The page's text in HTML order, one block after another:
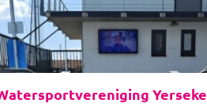
Yerseke